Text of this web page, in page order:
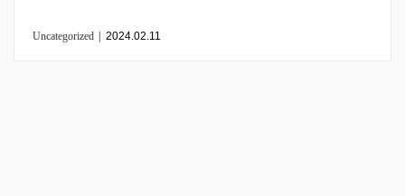
Uncategorized 2024.02.11